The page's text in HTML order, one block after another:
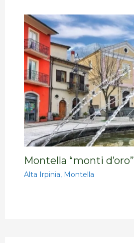
Montella “monti d’oro”
Alta Irpinia, Montella